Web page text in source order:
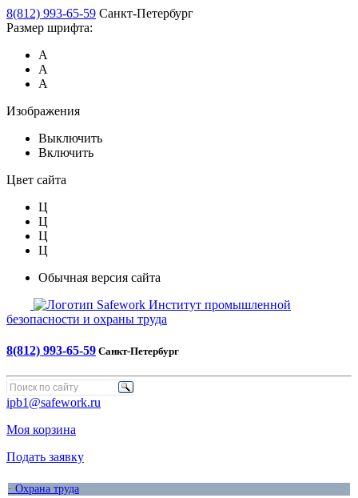
8(812) 993-65-59 Санкт-Петербург
Размер шрифта:
А
А
А
Изображения
Выключить
Включить
Цвет сайта
Ц
Ц
Ц
Ц
Обычная версия сайта
Safework Институт промышленной
безопасности и охраны труда
8(812) 993-65-59 Санкт-Петербург
ipb1@safework.ru
Моя корзина
Подать заявку
· Охрана труда